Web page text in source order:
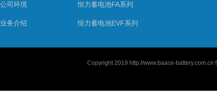
公司环境
业务介绍
恒力蓄电池FA系列
恒力蓄电池EVF系列
Copyright 2019 http://www.baace-battery.com.cn